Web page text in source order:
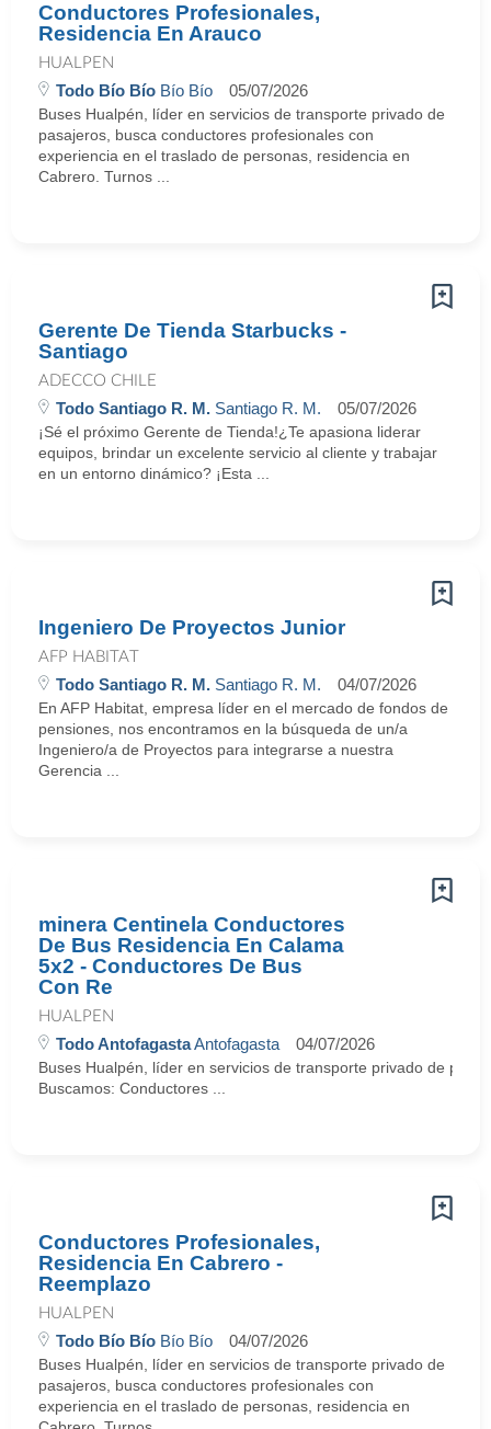
Conductores Profesionales,
Residencia En Arauco
HUALPEN
Todo Bío Bío Bío Bío 05/07/2026
Buses Hualpén, líder en servicios de transporte privado de
pasajeros, busca conductores profesionales con
experiencia en el traslado de personas, residencia en
Cabrero. Turnos ...
Gerente De Tienda Starbucks -
Santiago
ADECCO CHILE
Todo Santiago R. M. Santiago R. M. 05/07/2026
¡Sé el próximo Gerente de Tienda!¿Te apasiona liderar
equipos, brindar un excelente servicio al cliente y trabajar
en un entorno dinámico? ¡Esta ...
Ingeniero De Proyectos Junior
AFP HABITAT
Todo Santiago R. M. Santiago R. M. 04/07/2026
En AFP Habitat, empresa líder en el mercado de fondos de
pensiones, nos encontramos en la búsqueda de un/a
Ingeniero/a de Proyectos para integrarse a nuestra
Gerencia ...
minera Centinela Conductores
De Bus Residencia En Calama
5x2 - Conductores De Bus
Con Re
HUALPEN
Todo AntofagastaAntofagasta 04/07/2026
Buses Hualpén, líder en servicios de transporte privado de
Buscamos: Conductores ...
Conductores Profesionales,
Residencia En Cabrero -
Reemplazo
HUALPEN
Todo Bío Bío Bío Bío 04/07/2026
Buses Hualpén, líder en servicios de transporte privado de
pasajeros, busca conductores profesionales con
experiencia en el traslado de personas, residencia en